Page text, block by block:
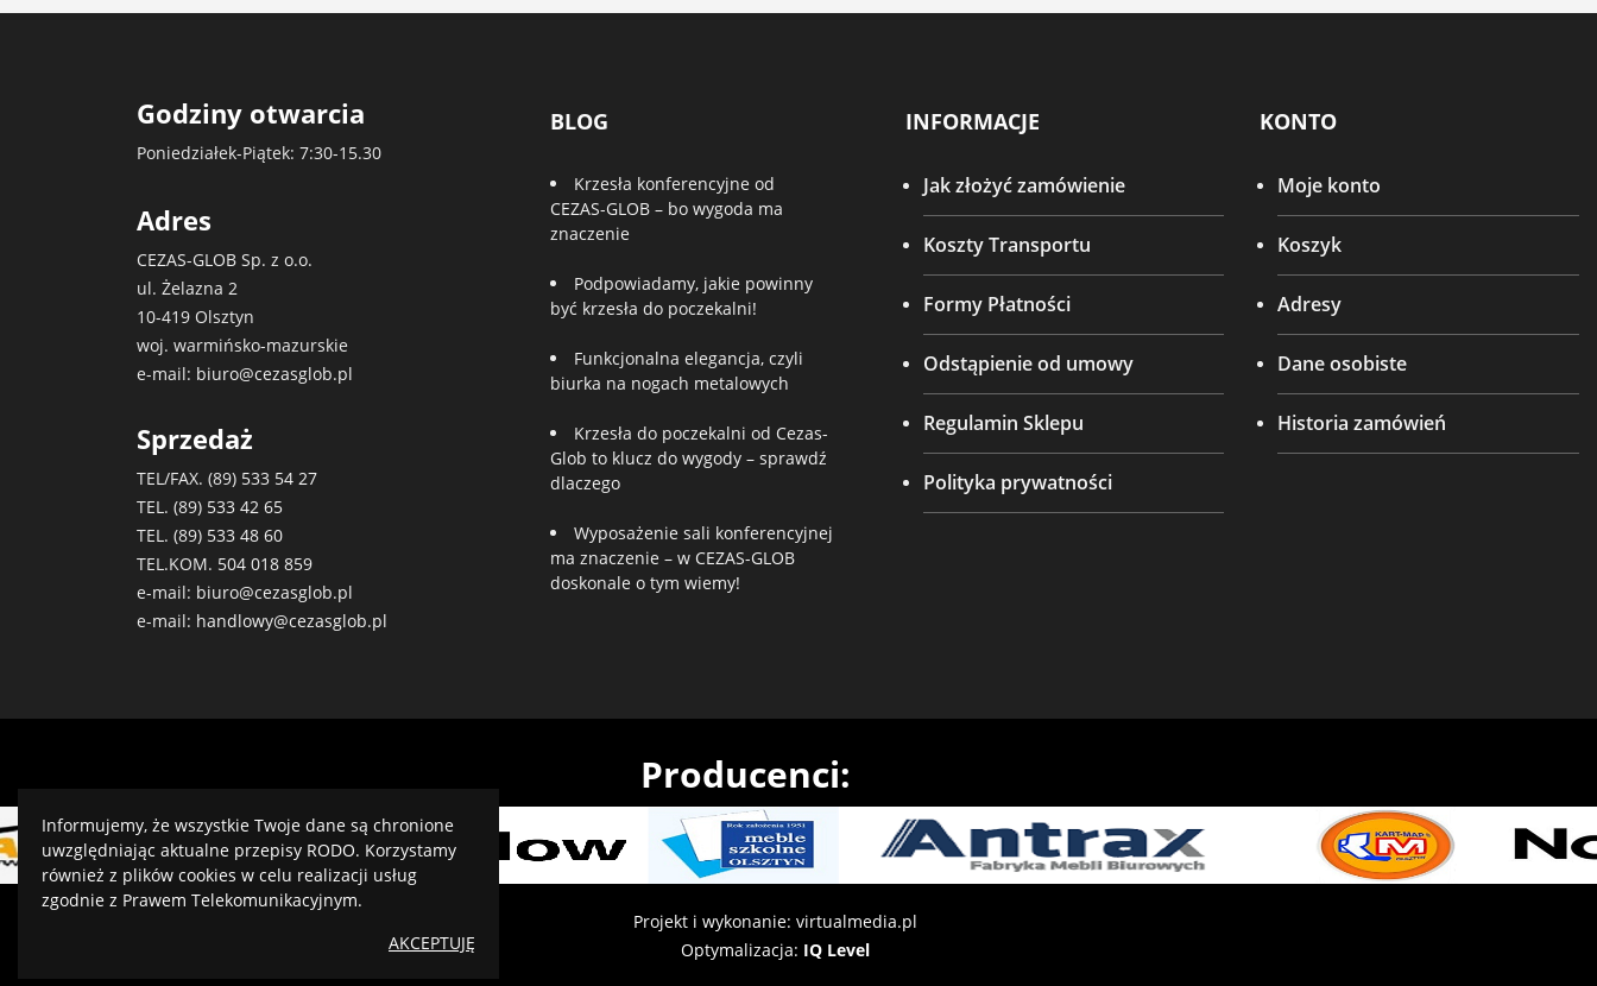
Godziny otwarcia
Poniedziałek-Piątek: 7:30-15.30
Adres
CEZAS-GLOB Sp. z o.o.
ul. Żelazna 2
10-419 Olsztyn
woj. warmińsko-mazurskie
e-mail: biuro@cezasglob.pl
Sprzedaż
TEL/FAX. (89) 533 54 27
TEL. (89) 533 42 65
TEL. (89) 533 48 60
TEL.KOM. 504 018 859
e-mail: biuro@cezasglob.pl
e-mail: handlowy@cezasglob.pl
BLOG
Krzesła konferencyjne od
CEZAS-GLOB – bo wygoda ma
znaczenie
Podpowiadamy, jakie powinny
być krzesła do poczekalni!
Funkcjonalna elegancja, czyli
biurka na nogach metalowych
Krzesła do poczekalni od Cezas-
Glob to klucz do wygody – sprawdź
dlaczego
Wyposażenie sali konferencyjnej
ma znaczenie – w CEZAS-GLOB
doskonale o tym wiemy!
INFORMACJE
Jak złożyć zamówienie
Koszty Transportu
Formy Płatności
Odstąpienie od umowy
Regulamin Sklepu
Polityka prywatności
KONTO
Moje konto
Koszyk
Adresy
Dane osobiste
Historia zamówień
Producenci:
Projekt i wykonanie: virtualmedia.pl
Optymalizacja: IQ Level
Informujemy, że wszystkie Twoje dane są chronione
uwzględniając aktualne przepisy RODO. Korzystamy
również z plików cookies w celu realizacji usług
zgodnie z Prawem Telekomunikacyjnym.
AKCEPTUJĘ